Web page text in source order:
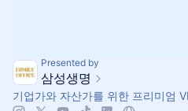
Presented by
삼성생명
기업가와 자산가를 위한 프리미엄